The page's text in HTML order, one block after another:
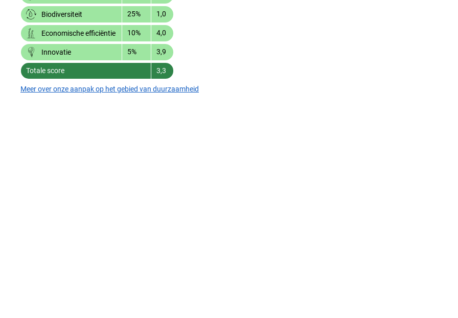
Biodiversiteit 25% 1,0
Economische efficiëntie 10% 4,0
Innovatie 5% 3,9
Totale score 3,3
Meer over onze aanpak op het gebied van duurzaamheid